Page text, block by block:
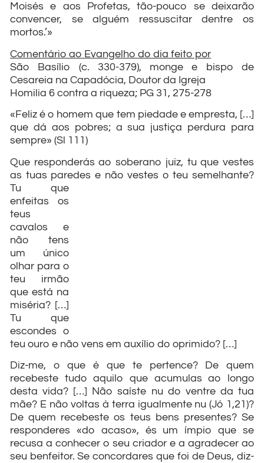
Moisés e aos Profetas, tão-pouco se deixarão
convencer, se alguém ressuscitar dentre os
mortos.’»
Comentário ao Evangelho do dia feito por
São Basílio (c. 330-379), monge e bispo de
Cesareia na Capadócia, Doutor da Igreja
Homilia 6 contra a riqueza; PG 31, 275-278
«Feliz é o homem que tem piedade e empresta, […]
que dá aos pobres; a sua justiça perdura para
sempre» (Sl 111)
Que responderás ao soberano juiz, tu que vestes
as tuas paredes e não vestes o teu semelhante?
Tu que
enfeitas os
teus
cavalos e
não tens
um único
olhar para o
teu irmão
que está na
miséria? […]
Tu que
escondes o
teu ouro e não vens em auxílio do oprimido? […]
Diz-me, o que é que te pertence? De quem
recebeste tudo aquilo que acumulas ao longo
desta vida? […] Não saíste nu do ventre da tua
mãe? E não voltas à terra igualmente nu (Jó 1,21)?
De quem recebeste os teus bens presentes? Se
responderes «do acaso», és um ímpio que se
recusa a conhecer o seu criador e a agradecer ao
seu benfeitor. Se concordares que foi de Deus, diz-